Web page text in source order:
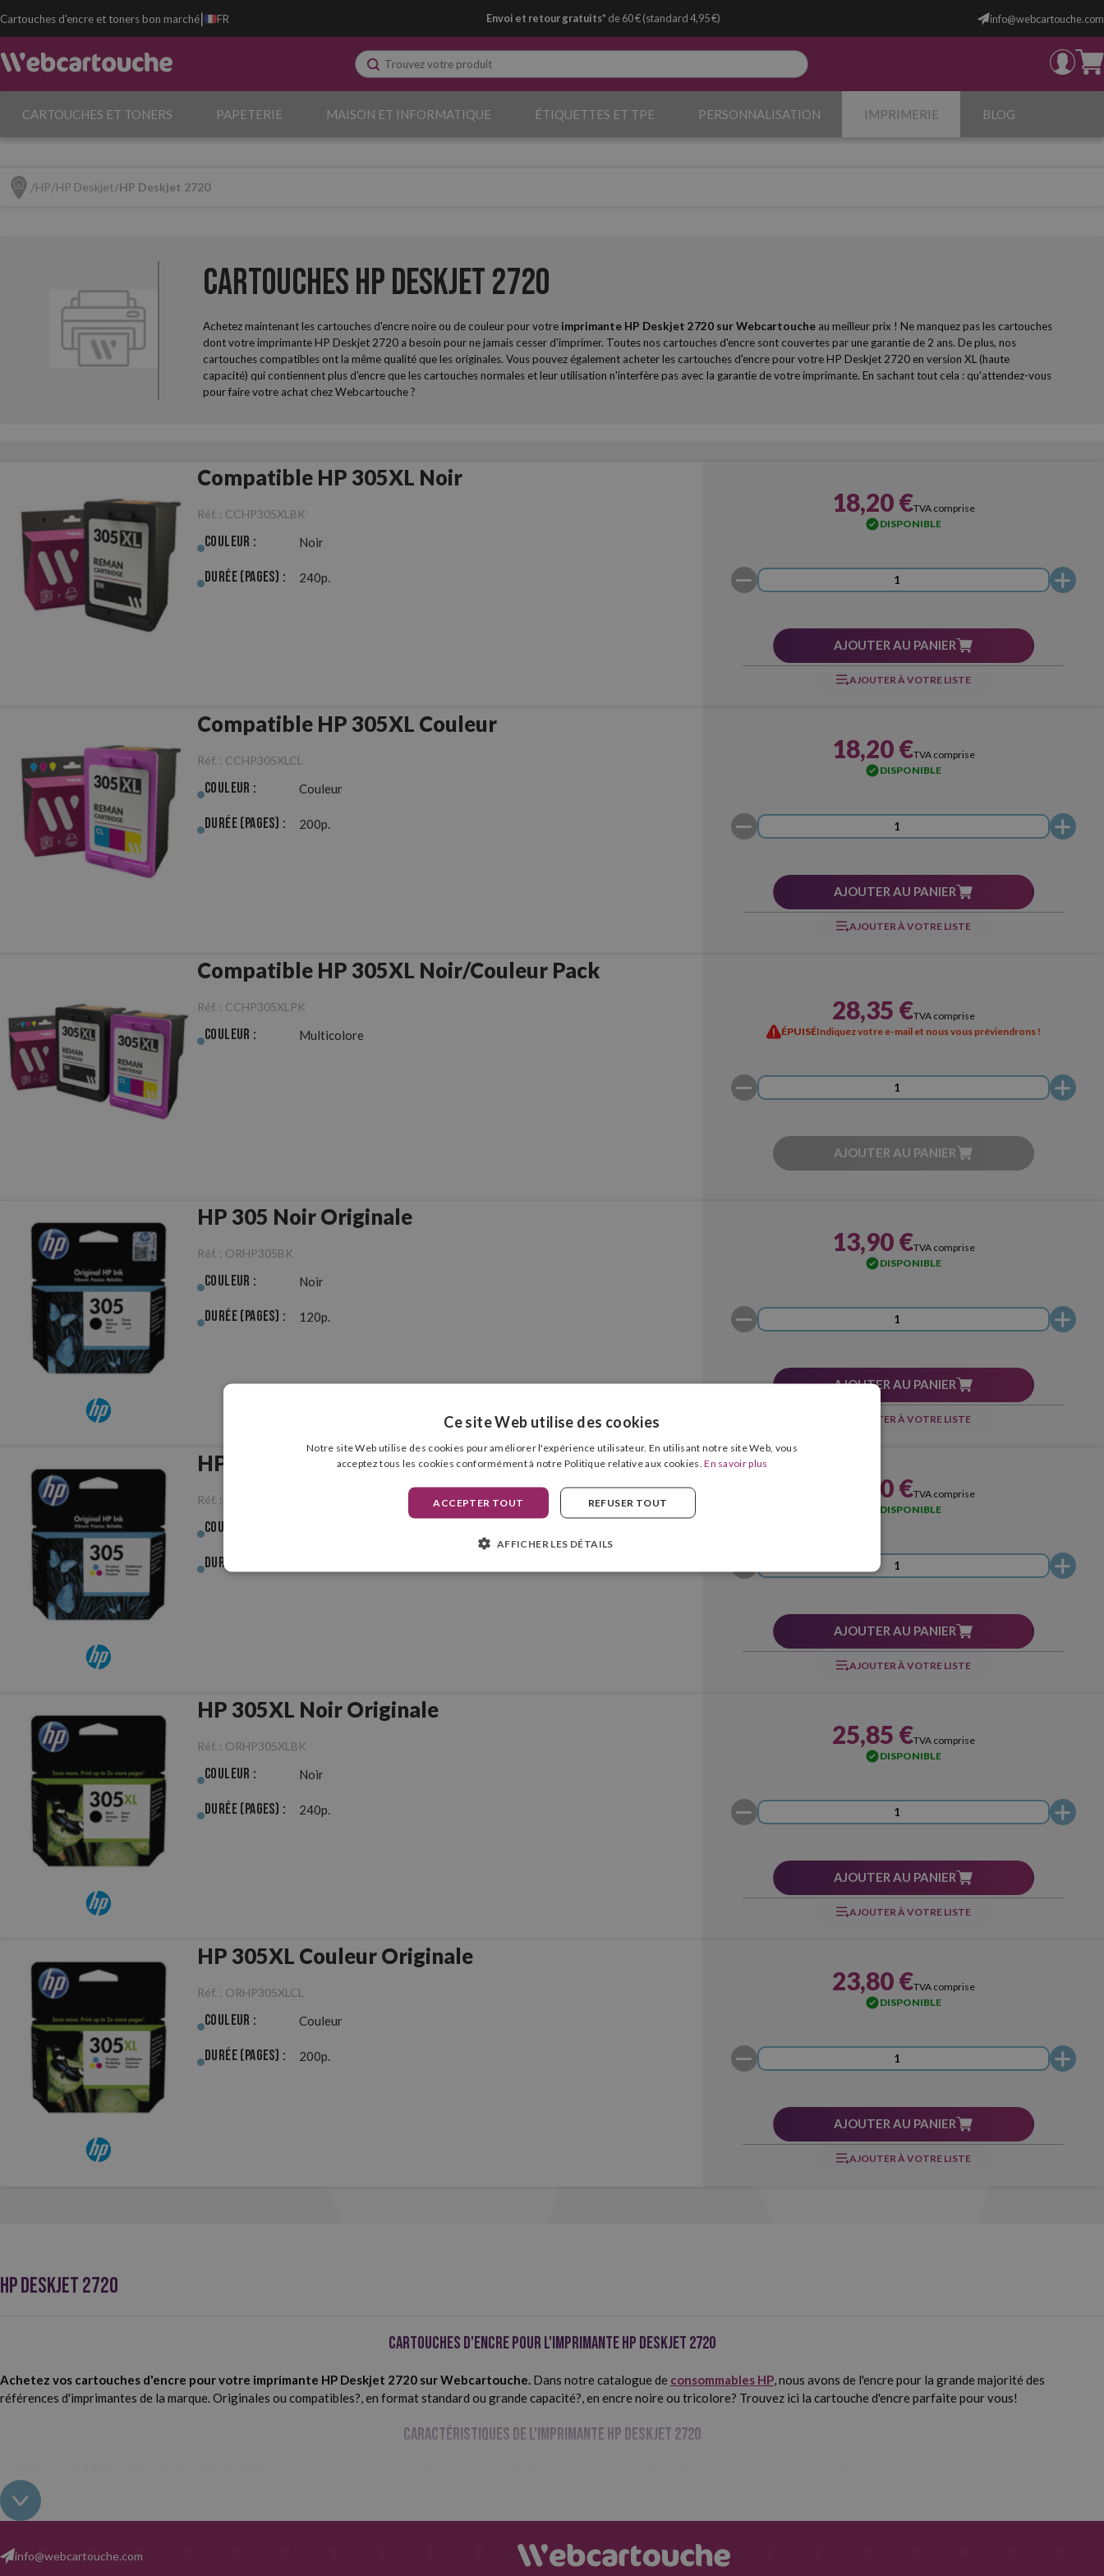
Cartouches d'encre et toners bon marché| FR Envoi et retour gratuits*de 60 € (standard 4,95 €) info@webcartouche.com
CARTOUCHES ET TONERS PAPETERIE MAISON ET INFORMATIQUE ÉTIQUETTES ET TPE PERSONNALISATION IMPRIMERIE BLOG
HP HP Deskjet HP Deskjet 2720
Cartouches HP Deskjet 2720
Achetez maintenant les cartouches d'encre noire ou de couleur pour votre imprimante HP Deskjet 2720 surWebcartoucheau meilleur prix ! Ne manquez pas les cartouches
dont votre imprimante HP Deskjet 2720 a besoin pour ne jamais cesser d'imprimer. Toutes nos cartouches d'encre sont couvertes par une garantie de 2 ans. De plus, nos
cartouches compatibles ont la même qualité que les originales. Vous pouvez également acheter les cartouches d'encre pour votre HP Deskjet 2720 en version XL (haute
capacité) qui contiennent plus d'encre que les cartouches normales et leur utilisation n'interfère pas avec la garantie de votre imprimante. En sachant tout cela : qu'attendez-vous
pour faire votre achat chez Webcartouche ?
Compatible HP 305XL Noir
Réf. : CCHP305XLBK
Couleur : Noir
Durée (pages) : 240p.
18,20 €TVA comprise
DISPONIBLE
AJOUTER AU PANIER
AJOUTER À VOTRE LISTE
Compatible HP 305XL Couleur
Réf. : CCHP305XLCL
Couleur : Couleur
Durée (pages) : 200p.
18,20 €TVA comprise
DISPONIBLE
AJOUTER AU PANIER
AJOUTER À VOTRE LISTE
Compatible HP 305XL Noir/Couleur Pack
Réf. : CCHP305XLPK
Couleur : Multicolore
28,35 €TVA comprise
ÉPUISÉIndiquez votre e-mail et nous vous préviendrons !
AJOUTER AU PANIER
HP 305 Noir Originale
Réf. : ORHP305BK
Couleur : Noir
Durée (pages) : 120p.
13,90 €TVA comprise
DISPONIBLE
AJOUTER AU PANIER
AJOUTER À VOTRE LISTE
HP 305 Couleur Originale
Réf. :
Couleur :
Durée (pages) :
13,90 €TVA comprise
DISPONIBLE
AJOUTER AU PANIER
AJOUTER À VOTRE LISTE
HP 305XL Noir Originale
Réf. : ORHP305XLBK
Couleur : Noir
Durée (pages) : 240p.
25,85 €TVA comprise
DISPONIBLE
AJOUTER AU PANIER
AJOUTER À VOTRE LISTE
HP 305XL Couleur Originale
Réf. : ORHP305XLCL
Couleur : Couleur
Durée (pages) : 200p.
23,80 €TVA comprise
DISPONIBLE
AJOUTER AU PANIER
AJOUTER À VOTRE LISTE
HP DESKJET 2720
Cartouches d'encre pour l'imprimante HP Deskjet 2720
Achetez vos cartouches d'encre pour votre imprimante HP Deskjet 2720 sur Webcartouche. Dans notre catalogue de consommables HP, nous avons de l'encre pour la grande majorité des
références d'imprimantes de la marque. Originales ou compatibles?, en format standard ou grande capacité?, en encre noire ou tricolore? Trouvez ici la cartouche d'encre parfaite pour vous!
Caractéristiques de l'imprimante HP Deskjet 2720
lequel de vos appareils grâce à l'application HP Smart. Avec un design moderne et simple, elle est l'une des imprimantes les plus populaires de la marque car elle s'adapte à une multitude d'environnements
différents.
info@webcartouche.com
Ce site Web utilise des cookies
Notre site Web utilise des cookies pour améliorer l'expérience utilisateur. En utilisant notre site Web, vous
acceptez tous les cookies conformément à notre Politique relative aux cookies.En savoir plus
ACCEPTER TOUT REFUSER TOUT
AFFICHER LES DÉTAILS